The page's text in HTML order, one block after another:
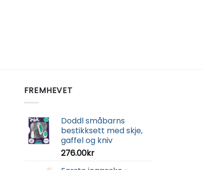
FREMHEVET
Doddl småbarns
bestikksett med skje,
gaffel og kniv
276.00kr